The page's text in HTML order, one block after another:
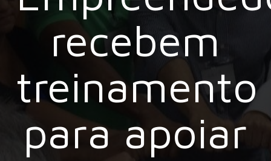
recebem
treinamento
para apoiar